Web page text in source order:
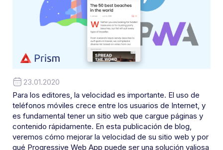
23.01.2020
Para los editores, la velocidad es importante. El uso de
teléfonos móviles crece entre los usuarios de Internet, y
es fundamental tener un sitio web que cargue páginas y
contenido rápidamente. En esta publicación de blog,
veremos cómo mejorar la velocidad de su sitio web y por
qué Progressive Web App puede ser una solución valiosa